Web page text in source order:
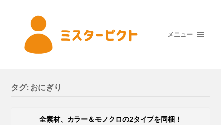
メニュー
タグ: おにぎり
全素材、カラー＆モノクロの2タイプを同梱！